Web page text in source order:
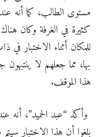
مستوى الطالب، كما أنه
كثيرة في الغرفة وكان
للمكان أثناء الاختبار في
بها، مما جعلهم لا
هذا الموقف.
وأكد “عبد الحميد”، أنه
بلغوا أن هذا الاختبار